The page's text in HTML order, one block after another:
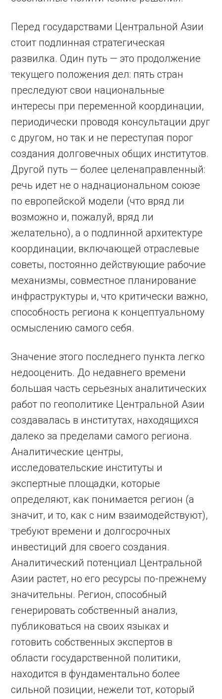
Перед государствами Центральной Азии
стоит подлинная стратегическая
развилка. Один путь — это продолжение
текущего положения дел: пять стран
преследуют свои национальные
интересы при переменной координации,
периодически проводя консультации друг
с другом, но так и не переступая порог
создания долговечных общих институтов.
Другой путь — более целенаправленный:
речь идет не о наднациональном союзе
по европейской модели (что вряд ли
возможно и, пожалуй, вряд ли
желательно), а о подлинной архитектуре
координации, включающей отраслевые
советы, постоянно действующие рабочие
механизмы, совместное планирование
инфраструктуры и, что критически важно,
способность региона к концептуальному
осмыслению самого себя.
Значение этого последнего пункта легко
недооценить. До недавнего времени
большая часть серьезных аналитических
работ по геополитике Центральной Азии
создавалась в институтах, находящихся
далеко за пределами самого региона.
Аналитические центры,
исследовательские институты и
экспертные площадки, которые
определяют, как понимается регион (а
значит, и то, как с ним взаимодействуют),
требуют времени и долгосрочных
инвестиций для своего создания.
Аналитический потенциал Центральной
Азии растет, но его ресурсы по-прежнему
значительны. Регион, способный
генерировать собственный анализ,
публиковаться на своих языках и
готовить собственных экспертов в
области государственной политики,
находится в фундаментально более
сильной позиции, нежели тот, который